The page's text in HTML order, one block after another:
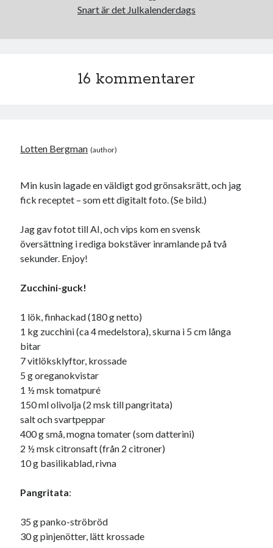
Snart är det Julkalenderdags
16 kommentarer
Lotten Bergman
Min kusin lagade en väldigt god grönsaksrätt, och jag
fick receptet – som ett digitalt foto. (Se bild.)
Jag gav fotot till AI, och vips kom en svensk
översättning i rediga bokstäver inramlande på två
sekunder. Enjoy!
Zucchini-guck!
1 lök, finhackad (180 g netto)
1 kg zucchini (ca 4 medelstora), skurna i 5 cm långa
bitar
7 vitlöksklyftor, krossade
5 g oreganokvistar
1 ½ msk tomatpuré
150 ml olivolja (2 msk till pangritata)
salt och svartpeppar
400 g små, mogna tomater (som datterini)
2 ½ msk citronsaft (från 2 citroner)
10 g basilikablad, rivna
Pangritata:
35 g panko-ströbröd
30 g pinjenötter, lätt krossade